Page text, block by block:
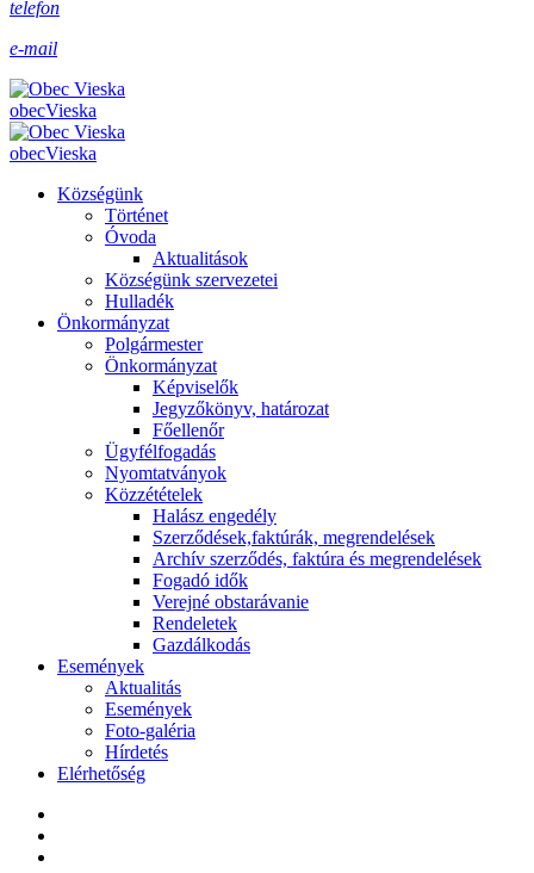
telefon
e-mail
obecVieska
obecVieska
Községünk
Történet
Óvoda
Aktualitások
Községünk szervezetei
Hulladék
Önkormányzat
Polgármester
Önkormányzat
Képviselők
Jegyzőkönyv, határozat
Főellenőr
Ügyfélfogadás
Nyomtatványok
Közzétételek
Halász engedély
Szerződések,faktúrák, megrendelések
Archív szerződés, faktúra és megrendelések
Fogadó idők
Verejné obstarávanie
Rendeletek
Gazdálkodás
Események
Aktualitás
Események
Foto-galéria
Hírdetés
Elérhetőség